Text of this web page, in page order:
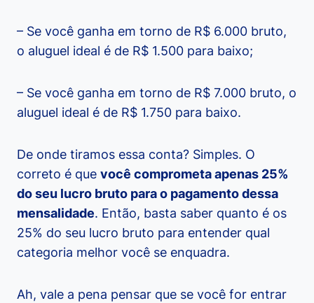
– Se você ganha em torno de R$ 6.000 bruto,
o aluguel ideal é de R$ 1.500 para baixo;
– Se você ganha em torno de R$ 7.000 bruto, o
aluguel ideal é de R$ 1.750 para baixo.
De onde tiramos essa conta? Simples. O
correto é que você comprometa apenas 25%
do seu lucro bruto para o pagamento dessa
mensalidade. Então, basta saber quanto é os
25% do seu lucro bruto para entender qual
categoria melhor você se enquadra.
Ah, vale a pena pensar que se você for entrar